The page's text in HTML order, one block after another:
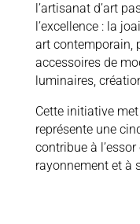
l’artisanat d’art
l’excellence : la
art contemporain,
accessoires de
luminaires,
Cette initiative
représente une
contribue à
rayonnement et à